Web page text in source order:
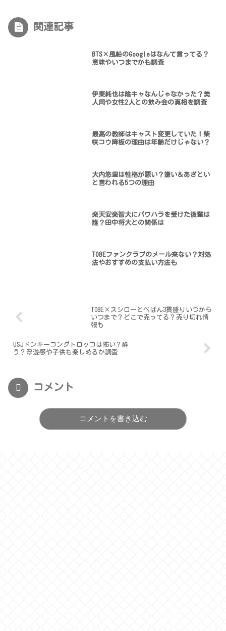
関連記事
BTS×風船のGoogleはなんて言ってる？
意味やいつまでかも調査
伊東純也は陰キャなんじゃなかった？美
人局や女性2人との飲み会の真相を調査
最高の教師はキャスト変更していた！柴
咲コウ降板の理由は年齢だけじゃない？
大内悠里は性格が悪い？嫌い＆あざとい
と言われる5つの理由
楽天安楽智大にパワハラを受けた後輩は
誰？田中将大との関係は
TOBEファンクラブのメール来ない？対処
法やおすすめの支払い方法も
TOBE×スシローとべばん3貫盛りいつから
いつまで？どこで売ってる？売り切れ情
報も
USJドンキーコングトロッコは怖い？酔
う？浮遊感や子供も楽しめるか調査
コメント
コメントを書き込む